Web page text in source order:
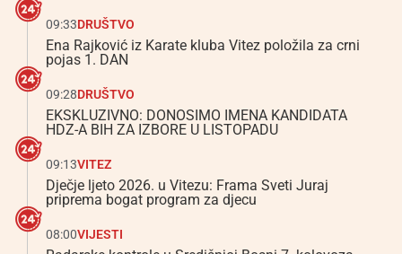
09:33DRUŠTVO
Ena Rajković iz Karate kluba Vitez položila za crni
pojas 1. DAN
09:28DRUŠTVO
EKSKLUZIVNO: DONOSIMO IMENA KANDIDATA
HDZ-A BIH ZA IZBORE U LISTOPADU
09:13VITEZ
Dječje ljeto 2026. u Vitezu: Frama Sveti Juraj
priprema bogat program za djecu
08:00VIJESTI